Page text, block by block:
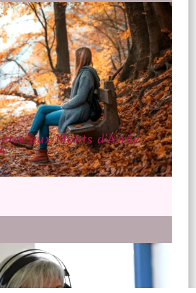
aux Monts d’Arrée –